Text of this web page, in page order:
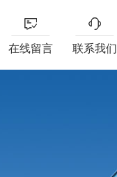
在线留言 联系我们